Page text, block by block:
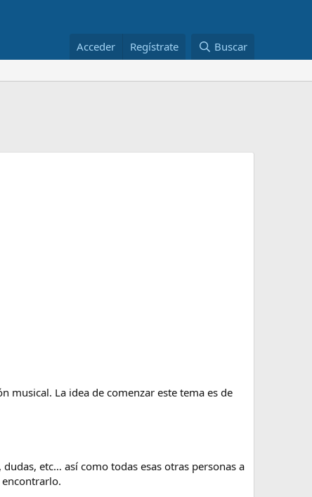
Acceder Regístrate Buscar
musical. La idea de comenzar este tema es de
etc… así como todas esas otras personas a